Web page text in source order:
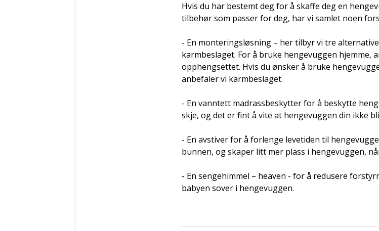
Hvis du har bestemt deg for å skaffe deg en
tilbehør som passer for deg, har vi samlet noen
- En monteringsløsning – her tilbyr vi tre
karmbeslaget. For å bruke hengevuggen hjemme,
opphengsettet. Hvis du ønsker å bruke
anbefaler vi karmbeslaget.
- En vanntett madrassbeskytter for å beskytte
skje, og det er fint å vite at hengevuggen din ikke
- En avstiver for å forlenge levetiden til
bunnen, og skaper litt mer plass i hengevuggen,
- En sengehimmel – heaven - for å redusere
babyen sover i hengevuggen.